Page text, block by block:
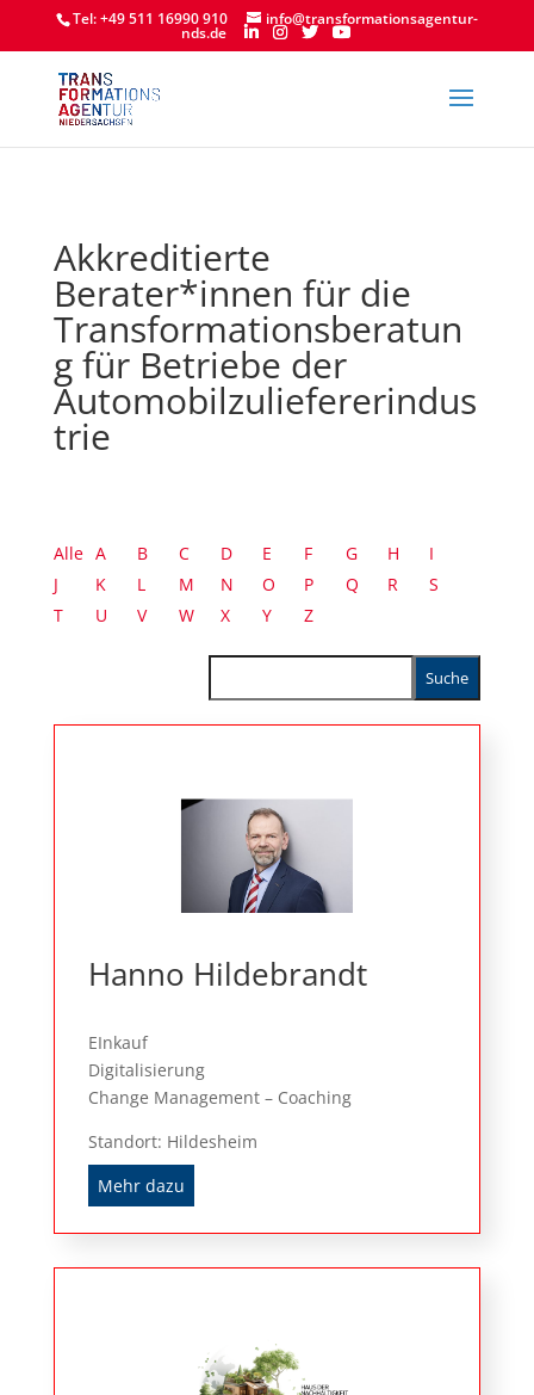
Tel: +49 511 16990 910 info@transformationsagentur-
nds.de
Akkreditierte
Berater*innen für die
Transformationsberatun
g für Betriebe der
Automobilzuliefererindus
trie
Alle A B C D E F G H
I
J
K L M N O P Q R
S
T
U V W X Y Z
Hanno Hildebrandt
EInkauf
Digitalisierung
Change Management – Coaching
Standort: Hildesheim
Mehr dazu